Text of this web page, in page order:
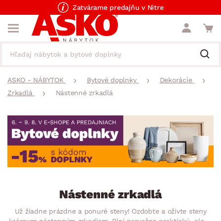
Zatvárame predajňu v Nitre
ASKO - NÁBYTOK Bytové doplnky
Dekorácie
Zrkadlá
Nástenné zrkadlá
Nástenné zrkadlá
Už žiadne prázdne a ponuré steny! Ozdobte a oživte steny